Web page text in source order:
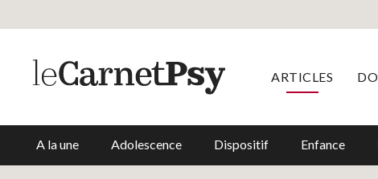
ARTICLES
A la une Adolescence Dispositif Enfance